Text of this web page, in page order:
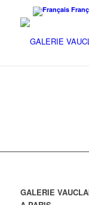
GALERIE